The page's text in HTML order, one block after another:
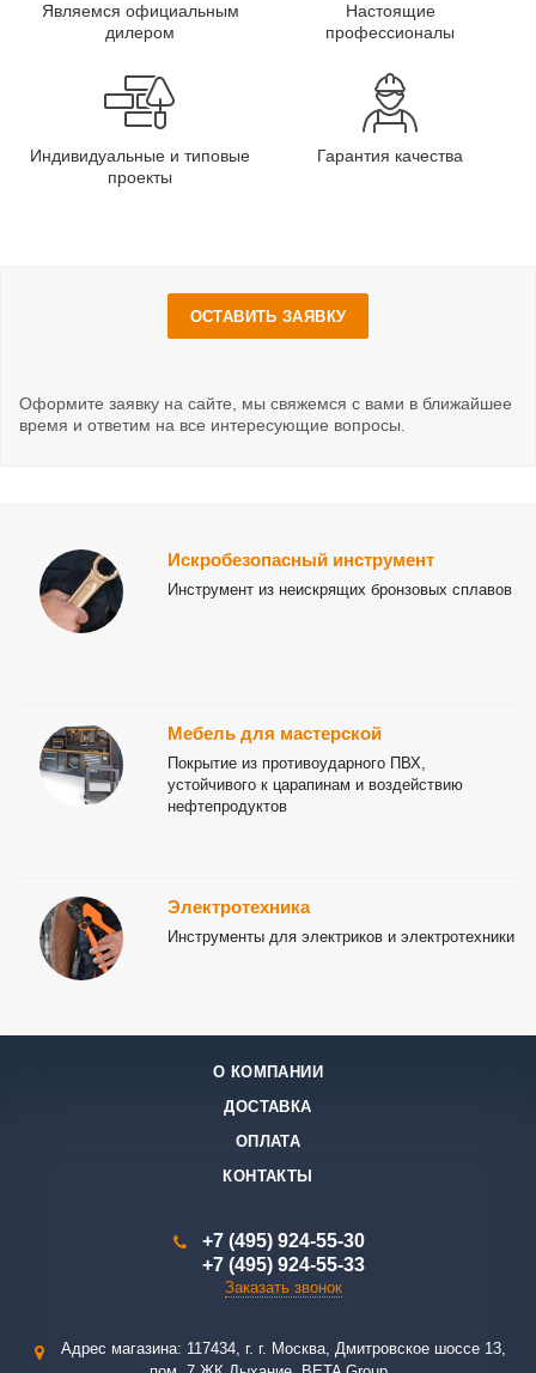
Являемся официальным
дилером
Настоящие
профессионалы
Индивидуальные и типовые
проекты
Гарантия качества
ОСТАВИТЬ ЗАЯВКУ
Оформите заявку на сайте, мы свяжемся с вами в ближайшее
время и ответим на все интересующие вопросы.
Искробезопасный инструмент
Инструмент из неискрящих бронзовых сплавов
Мебель для мастерской
Покрытие из противоударного ПВХ,
устойчивого к царапинам и воздействию
нефтепродуктов
Электротехника
Инструменты для электриков и электротехники
О КОМПАНИИ
ДОСТАВКА
ОПЛАТА
КОНТАКТЫ
+7 (495) 924-55-30
+7 (495) 924-55-33
Заказать звонок
Адрес магазина: 117434, г. г. Москва, Дмитровское шоссе 13,